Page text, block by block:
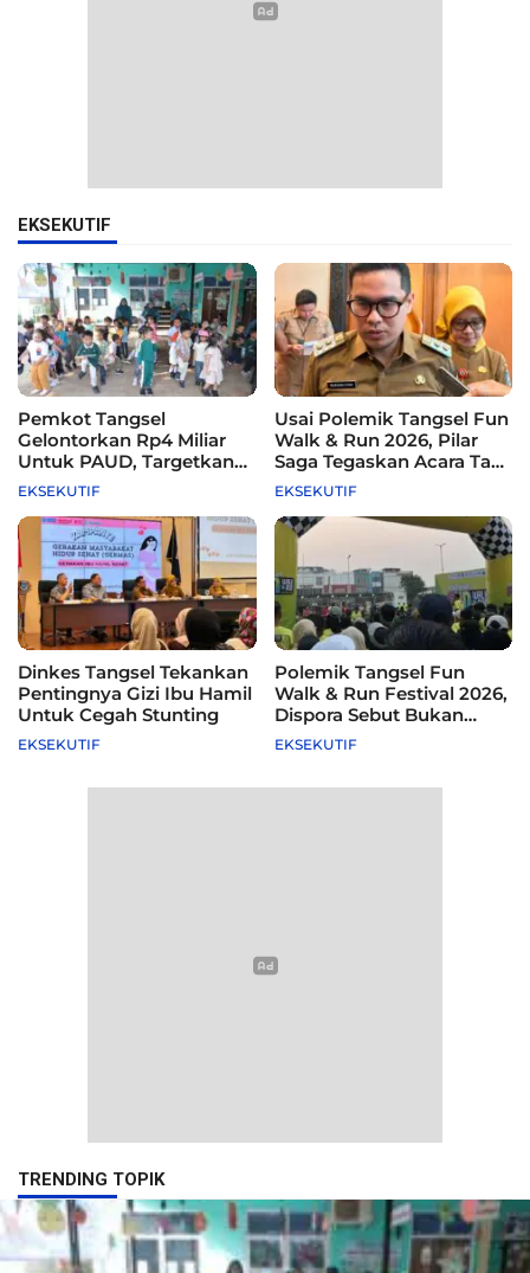
EKSEKUTIF
Pemkot Tangsel
Gelontorkan Rp4 Miliar
Untuk PAUD, Targetkan
115 Sekolah
EKSEKUTIF
Usai Polemik Tangsel Fun
Walk & Run 2026, Pilar
Saga Tegaskan Acara Tak
Difasilitasi Pemkot
EKSEKUTIF
Dinkes Tangsel Tekankan
Pentingnya Gizi Ibu Hamil
Untuk Cegah Stunting
EKSEKUTIF
Polemik Tangsel Fun
Walk & Run Festival 2026,
Dispora Sebut Bukan
Agenda Pemkot
EKSEKUTIF
TRENDING TOPIK